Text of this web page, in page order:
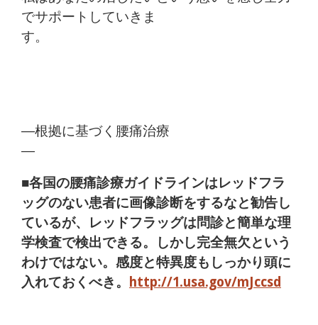
でサポートしていきま
―根拠に基づく腰痛治療
―
■各国の腰痛診療ガイドラインはレッドフラ
ッグのない患者に画像診断をするなと勧告し
ているが、レッドフラッグは問診と簡単な理
学検査で検出できる。しかし完全無欠という
わけではない。感度と特異度もしっかり頭に
入れておくべき。
http://1.usa.gov/mJccsd